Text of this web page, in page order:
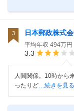
3 日本郵政株式
平均年収 494万円
3.3
人間関係。10時から
ったりど…続きを見る